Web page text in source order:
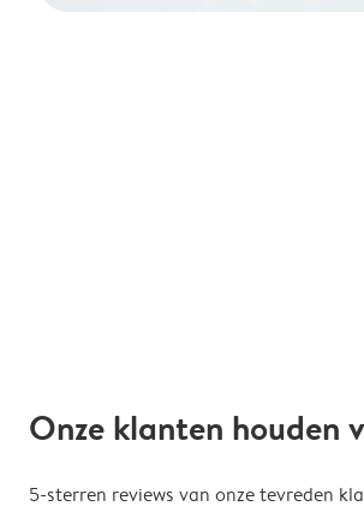
Onze klanten houden
5-sterren reviews van onze tevreden